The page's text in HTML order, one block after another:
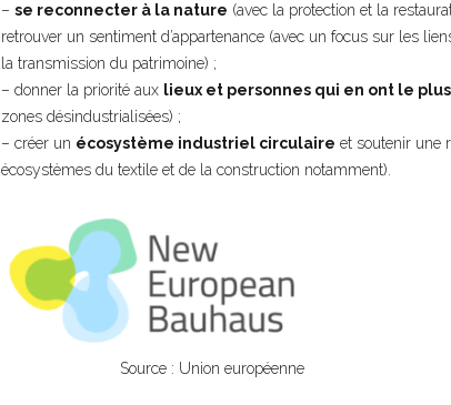
– se reconnecter à la nature (avec la protection et la
retrouver un sentiment d’appartenance (avec un focus sur les
la transmission du patrimoine) ;
– donner la priorité aux lieux et personnes qui en ont le
zones désindustrialisées) ;
– créer un écosystème industriel circulaire et soutenir une
écosystèmes du textile et de la construction notamment).
Source : Union européenne